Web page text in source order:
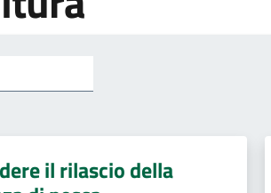
il rilascio della